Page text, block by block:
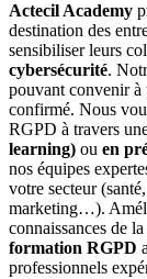
Actecil Academy
destination des
sensibiliser leurs
cybersécurité.
pouvant convenir à
confirmé. Nous
RGPD à travers
learning) ou en
nos équipes
votre secteur
marketing…).
connaissances de la
formation RGPD
professionnels